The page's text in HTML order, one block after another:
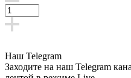
Наш Telegram
Заходите на наш Telegram